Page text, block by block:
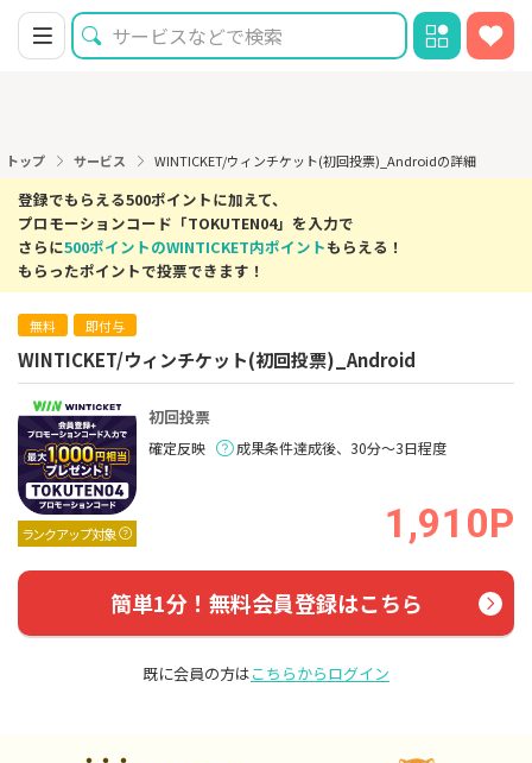
トップ サービス WINTICKET/ウィンチケット(初回投票)_Androidの詳細
登録でもらえる500ポイントに加えて、
プロモーションコード「TOKUTEN04」を入力で
さらに500ポイントのWINTICKET内ポイントもらえる！
もらったポイントで投票できます！
無料 即付与
WINTICKET/ウィンチケット(初回投票)_Android
ランクアップ対象
初回投票
確定反映 成果条件達成後、30分～3日程度
1,910P
簡単1分！無料会員登録はこちら
既に会員の方はこちらからログイン